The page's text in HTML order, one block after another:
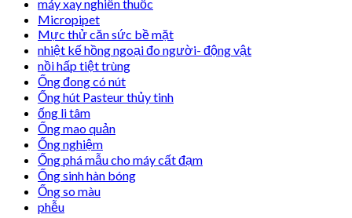
máy xay nghiền thuốc
Micropipet
Mực thử căn sức bề mặt
nhiệt kế hồng ngoại đo người- động vật
nồi hấp tiệt trùng
Ống đong có nút
Ống hút Pasteur thủy tinh
ống li tâm
Ống mao quản
Ống nghiệm
Ống phá mẫu cho máy cất đạm
Ống sinh hàn bóng
Ống so màu
phễu